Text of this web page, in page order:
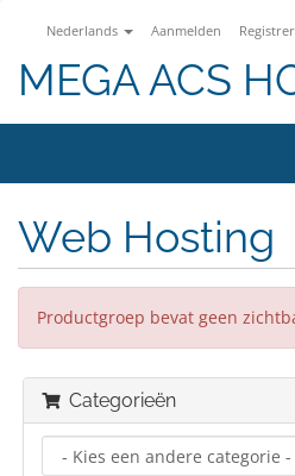
Nederlands Aanmelden
MEGA ACS
Web Hosting
Productgroep bevat geen
Categorieën